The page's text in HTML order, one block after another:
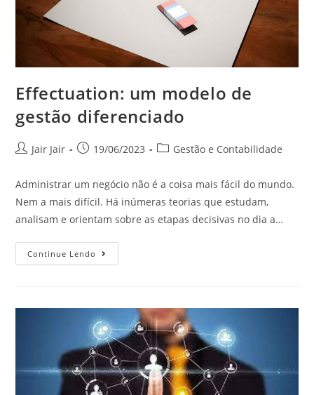
Effectuation: um modelo de
gestão diferenciado
Jair Jair 19/06/2023 Gestão e Contabilidade
Administrar um negócio não é a coisa mais fácil do mundo.
Nem a mais difícil. Há inúmeras teorias que estudam,
analisam e orientam sobre as etapas decisivas no dia a…
Continue Lendo